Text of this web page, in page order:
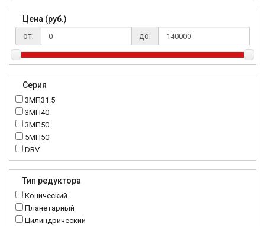
Цена (руб.)
от:
до:
Серия
3МП31.5
3МП40
3МП50
5МП50
DRV
K..DR
MTC
NMRV
RC
Тип редуктора
Конический
Планетарный
Цилиндрический